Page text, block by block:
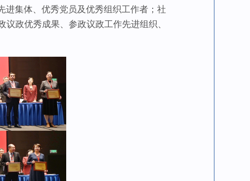
集体、优秀党员及优秀组织工作者；社
政优秀成果、参政议政工作先进组织、